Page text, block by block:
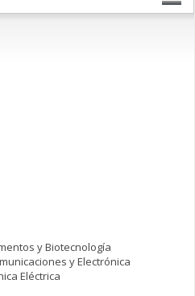
y Biotecnología
y Electrónica
Eléctrica